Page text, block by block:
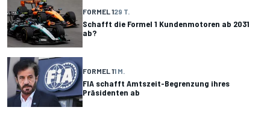
FORMEL 129 T.
Schafft die Formel 1 Kundenmotoren ab 2031
ab?
FORMEL 11 M.
FIA schafft Amtszeit-Begrenzung ihres
Präsidenten ab